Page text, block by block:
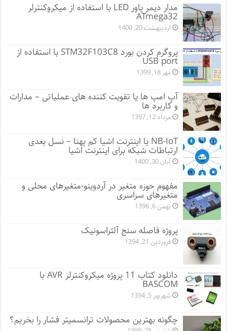
مدار دیمر پاور LED با استفاده از میکروکنترلر
ATmega32
اردیبهشت 20, 1400
پروگرم کردن بورد STM32F103C8 با استفاده از
USB port
مهر 18, 1399
آپ امپ ها یا تقویت کننده های عملیاتی – مدارات
و کاربرد ها
مرداد 12, 1397
NB-IoT یا اینترنت اشیا کم پهنا – نسل بعدی
ارتباطات شبکه برای اینترنت اشیا
آبان 30, 1400
مفهوم حوزه متغیر در آردوینو-متغیرهای محلی و
متغیرهای سراسری
بهمن 6, 1396
پروژه فاصله سنج آلتراسونیک
فروردین 21, 1394
دانلود کتاب 11 پروژه میکروکنترلر AVR با
BASCOM
شهریور 5, 1394
چگونه بهترین محصولات ترانسمیتر فشار را بخریم؟